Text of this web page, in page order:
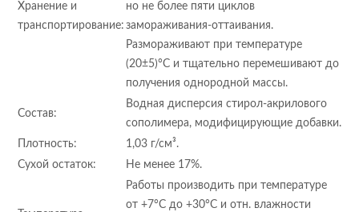
Хранение и
транспортирование:
но не более пяти циклов
замораживания-оттаивания.
Размораживают при температуре
(20±5)°С и тщательно перемешивают до
получения однородной массы.
Состав:
Водная дисперсия стирол-акрилового
сополимера, модифицирующие добавки.
Плотность:
1,03 г/см³.
Сухой остаток:
Не менее 17%.
Работы производить при температуре
от +7°С до +30°С и отн. влажности